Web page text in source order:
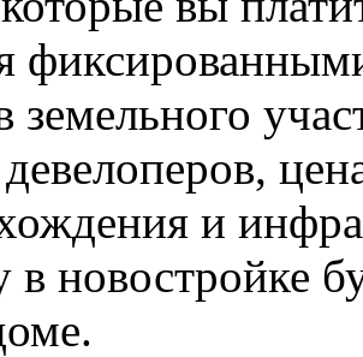
земельного
и
в новостройке